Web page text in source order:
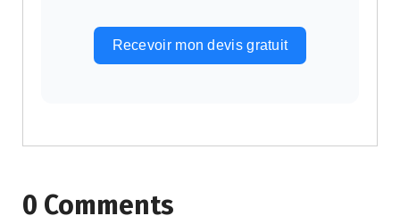
Recevoir mon devis gratuit
0 Comments